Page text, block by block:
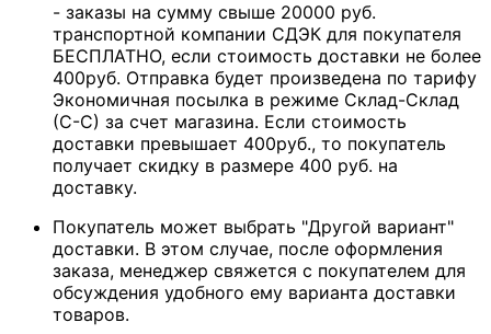
- заказы на сумму свыше 20000 руб.
транспортной компании СДЭК для покупателя
БЕСПЛАТНО, если стоимость доставки не более
400руб. Отправка будет произведена по тарифу
Экономичная посылка в режиме Склад-Склад
(С-С) за счет магазина. Если стоимость
доставки превышает 400руб., то покупатель
получает скидку в размере 400 руб. на
доставку.
Покупатель может выбрать "Другой вариант"
доставки. В этом случае, после оформления
заказа, менеджер свяжется с покупателем для
обсуждения удобного ему варианта доставки
товаров.